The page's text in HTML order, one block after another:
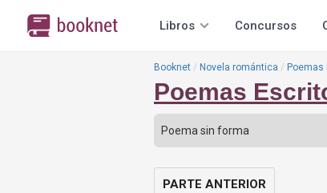
Libros Concursos
Booknet Novela romántica
Poemas
PARTE ANTERIOR